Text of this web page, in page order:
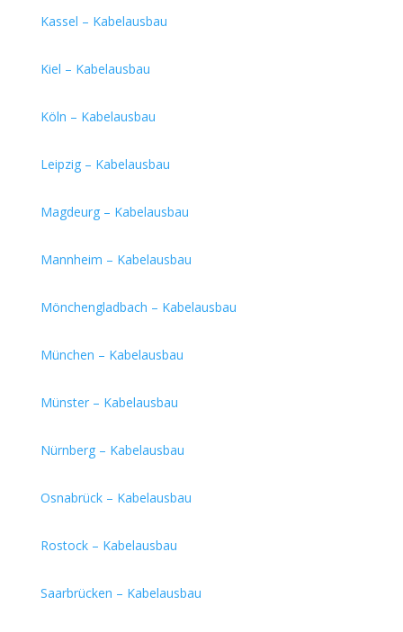
Kassel – Kabelausbau
Kiel – Kabelausbau
Köln – Kabelausbau
Leipzig – Kabelausbau
Magdeurg – Kabelausbau
Mannheim – Kabelausbau
Mönchengladbach – Kabelausbau
München – Kabelausbau
Münster – Kabelausbau
Nürnberg – Kabelausbau
Osnabrück – Kabelausbau
Rostock – Kabelausbau
Saarbrücken – Kabelausbau